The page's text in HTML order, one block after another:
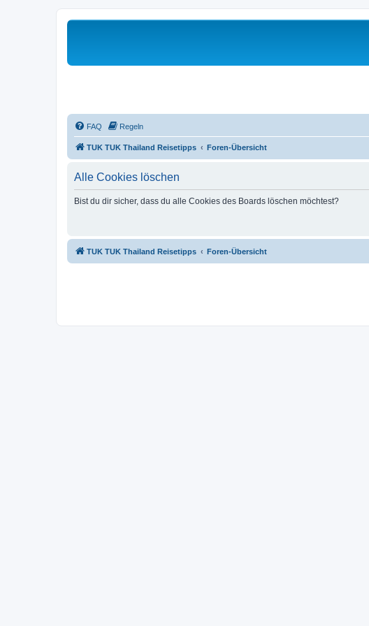
FAQ Regeln
TUK TUK Thailand Reisetipps Foren-Übersicht
Alle Cookies löschen
Bist du dir sicher, dass du alle Cookies des Boards löschen möchtest?
TUK TUK Thailand Reisetipps Foren-Übersicht